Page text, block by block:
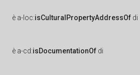
è a-loc:isCulturalPropertyAddressOf di
è a-cd:isDocumentationOf di